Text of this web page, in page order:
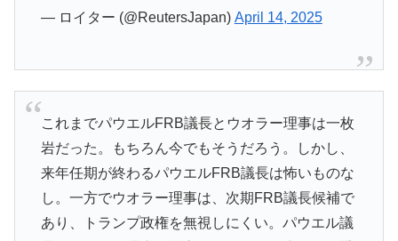
— ロイター (@ReutersJapan) April 14, 2025
これまでパウエルFRB議長とウオラー理事は一枚
岩だった。もちろん今でもそうだろう。しかし、
来年任期が終わるパウエルFRB議長は怖いものな
し。一方でウオラー理事は、次期FRB議長候補で
あり、トランプ政権を無視しにくい。パウエル議